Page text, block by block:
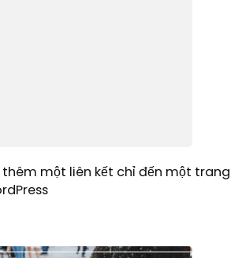
một liên kết chỉ đến một trang